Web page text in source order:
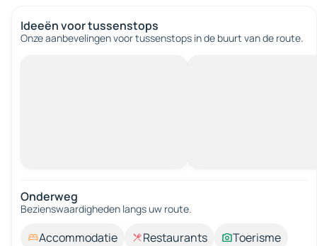
Ideeën voor tussenstops
Onze aanbevelingen voor tussenstops in de buurt van de route.
Onderweg
Bezienswaardigheden langs uw route.
Accommodatie Restaurants
Toerisme